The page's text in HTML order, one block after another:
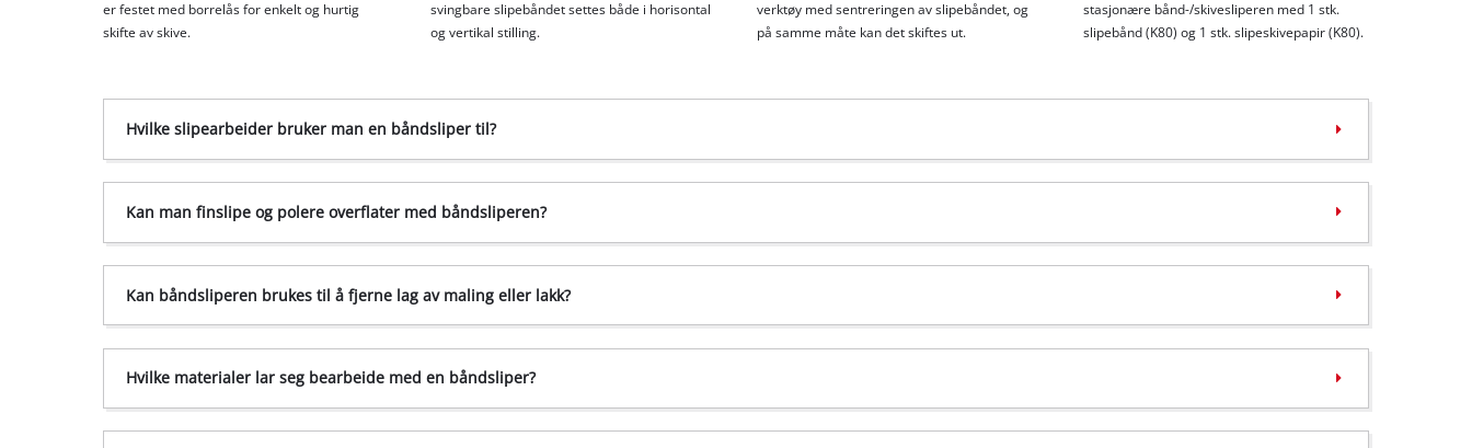
er festet med borrelås for enkelt og hurtig
skifte av skive.
svingbare slipebåndet settes både i horisontal
og vertikal stilling.
verktøy med sentreringen av slipebåndet, og
på samme måte kan det skiftes ut.
stasjonære bånd-/skivesliperen med 1 stk.
slipebånd (K80) og 1 stk. slipeskivepapir (K80).
Hvilke slipearbeider bruker man en båndsliper til?
Kan man finslipe og polere overflater med båndsliperen?
Kan båndsliperen brukes til å fjerne lag av maling eller lakk?
Hvilke materialer lar seg bearbeide med en båndsliper?